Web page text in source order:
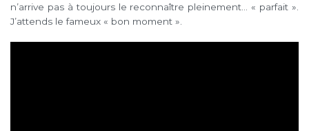
n’arrive pas à toujours le reconnaître pleinement… « parfait ».
J’attends le fameux « bon moment ».